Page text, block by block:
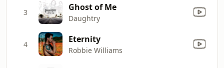
3 Ghost of Me
Daughtry
4 Eternity
Robbie Williams